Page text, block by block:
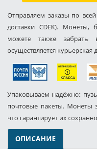
Отправляем заказы по
доставки CDEK).
можете также
осуществляется курьерская
Упаковываем надёжно:
почтовые пакеты. Монеты
что гарантирует их
ОПИСАНИЕ